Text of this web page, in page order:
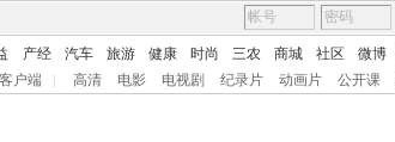
产经 汽车 旅游 健康 时尚 三农 商城 社区 微博
户端 高清 电影 电视剧 纪录片 动画片 公开课